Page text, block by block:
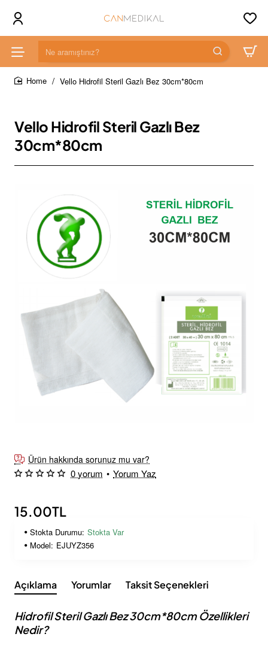
Ne
aramıştınız?
Vello Hidrofil Steril Gazlı Bez 30cm*80cm
Vello Hidrofil Steril Gazlı Bez
30cm*80cm
Ürün hakkında sorunuz mu var?
0 yorum • Yorum Yaz
15.00TL
Stokta Durumu: Stokta Var
Model: EJUYZ356
Açıklama Yorumlar Taksit Seçenekleri
Hidrofil Steril Gazlı Bez 30cm*80cm Özellikleri
Nedir?